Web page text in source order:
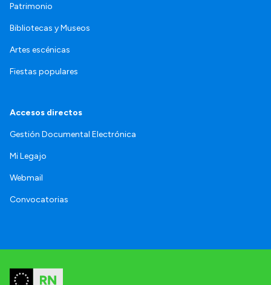
Patrimonio
Bibliotecas y Museos
Artes escénicas
Fiestas populares
Accesos directos
Gestión Documental Electrónica
Mi Legajo
Webmail
Convocatorias